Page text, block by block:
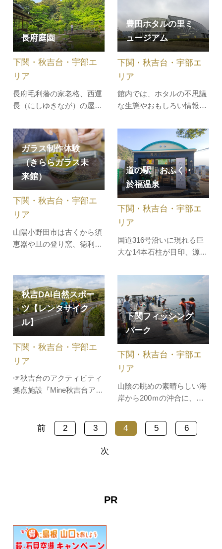
す。重厚な母屋と白壁に囲
まれた純和風の庭園が往時
を偲ばせてくれます。11月
には庭園の池を囲む楓が色
づき、純和風庭園と紅葉と
のコンビネーションが秋の
情景に素晴…
のおりに里人が牛を奪われ
ることを恐れてここに隠し
たため、この名がついてい
たといわれています。大正
10年１月15日に大島政一氏
により発…
長府庭園
長府毛利藩の家老格、西運
長（にしゆきなが）の屋敷
約3万平方メートルの敷地
には池を中心に書院、茶
室、あずまやがあり、かつ
ての静かなたたずまいが残
されています。5月下旬か
ら6月中旬の菖蒲に続き、6
月中旬から8月下旬は睡
蓮、６月下旬か…
下関・秋吉台・宇部エ
リア
豊田ホタルの里ミ
ュージアム
館内では、ホタルの不思議
な生態やおもしろい情報、
自然について、実物・映
像・模型・パネルなどでわ
かりやすく紹介していま
す。また館外には、季節毎
のホタルの生態や生息環境
が観察できる「ホタルせせ
設」がありま…
下関・秋吉台・宇部エ
リア
ガラス制作体験
（きららガラス未
来館）
山陽小野田市は古くから須
恵器や旦の登り窯、徳利窯
文化として「ガラス文化」
を創造し、平成16年にガラ
ス工房「きららガラス未来
館」が誕生しました。熱に
より生まれ変わるガラスの
げる喜び…
下関・秋吉台・宇部エ
リア
道の駅 おふく・
於福温泉
国道316号沿いに現れる巨
大な14本石柱が目印、源泉
自慢の道の駅です。美祢市
直売所、レストランのほ
か、季節の果物や野菜を使
った約20種類のシャーベッ
トが人気です。於福温泉
で、神経痛、…
下関・秋吉台・宇部エ
リア
秋吉DAI自然スポー
ツ【レンタサイク
ル】
☞秋吉台のアクティビティ
拠点施設『Mine秋吉台アク
で見るのとはなぜか違う自
転車から見る景色を体験し
てみませんか。Mine秋吉台
下関・秋吉台・宇部エ
リア
下関フィッシング
パーク
山陰の眺めの素晴らしい海
岸から200ｍの沖合に、長
えられています。（平均水
深約10ｍ）釣具はレンタル
るので、初…
下関・秋吉台・宇部エ
リア
前 2 3 4 5 6
次
PR